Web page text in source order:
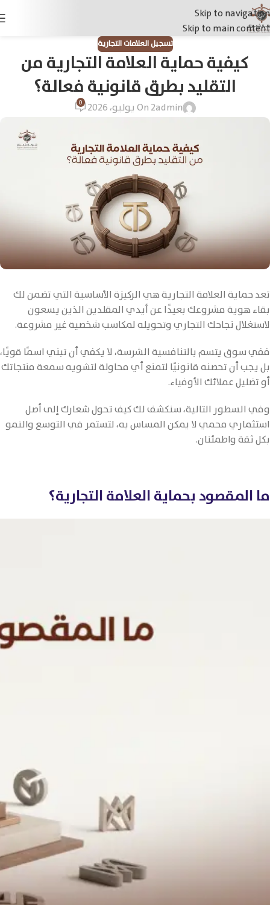
Skip to navigation
Skip to main content
تسجيل العلامات التجارية
كيفية حماية العلامة التجارية من
التقليد بطرق قانونية فعالة؟
adminOn 2 يوليو، 2026 0
تعد حماية العلامة التجارية هي الركيزة الأساسية التي تضمن لك
بقاء هوية مشروعك بعيدًا عن أيدي المقلدين الذين يسعون
لاستغلال نجاحك التجاري وتحويله لمكاسب شخصية غير مشروعة.
ففي سوق يتسم بالتنافسية الشرسة، لا يكفي أن تبني اسمًا قويًا،
بل يجب أن تحصنه قانونيًا لتمنع أي محاولة لتشويه سمعة منتجاتك
أو تضليل عملائك الأوفياء.
وفي السطور التالية، سنكشف لك كيف تحول شعارك إلى أصل
استثماري محمي لا يمكن المساس به، لتستمر في التوسع والنمو
بكل ثقة واطمئنان.
ما المقصود بحماية العلامة التجارية؟